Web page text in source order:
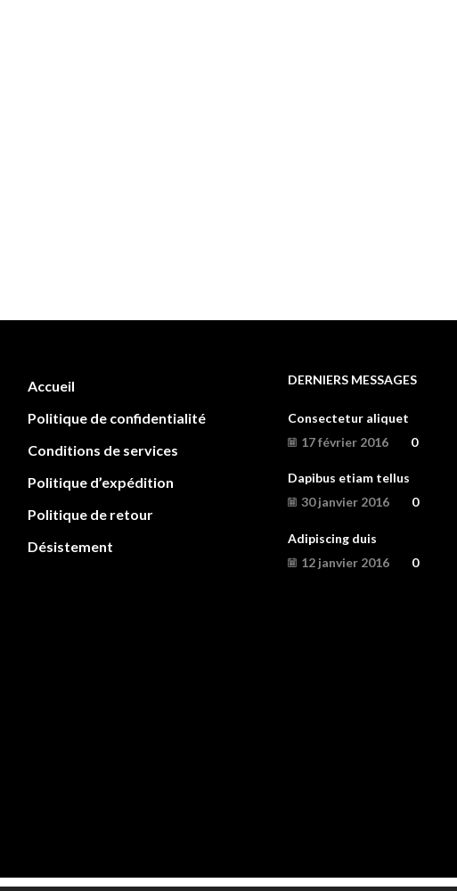
Accueil
Politique de confidentialité
Conditions de services
Politique d’expédition
Politique de retour
Désistement
DERNIERS MESSAGES
Consectetur aliquet
17 février 2016
0
Dapibus etiam tellus
30 janvier 2016
0
Adipiscing duis
12 janvier 2016
0